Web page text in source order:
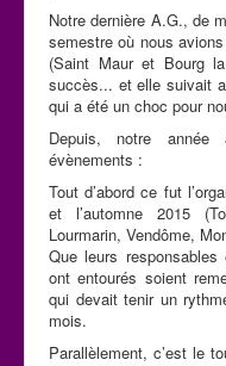
Notre dernière A.G., de
semestre où nous
(Saint Maur et Bourg
succès... et elle suivait
qui a été un choc pour
Depuis, notre année
évènements :
Tout d’abord ce fut
et l’automne 2015
Lourmarin, Vendôme,
Que leurs
ont entourés soient
qui devait tenir un
mois.
Parallèlement, c’est le